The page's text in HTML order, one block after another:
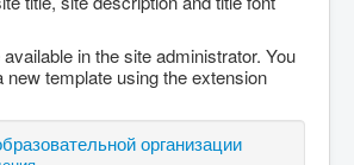
in the site administrator. You
new template using the extension
организации